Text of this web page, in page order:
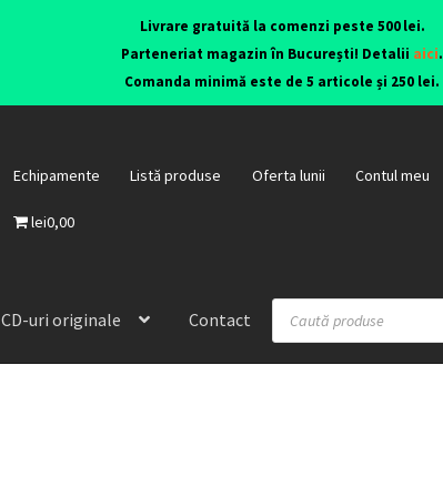
Livrare gratuită la comenzi peste 500 lei.
Parteneriat magazin în București! Detalii aici.
Comanda minimă este de 5 articole și 250 lei.
Echipamente Listă produse Oferta lunii Contul meu
lei0,00
CD-uri originale Contact